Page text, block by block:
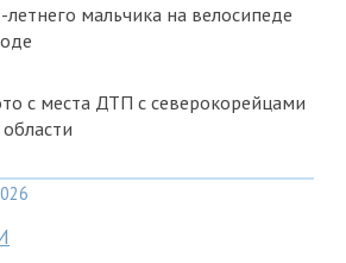
мальчика на велосипеде
с места ДТП с северокорейцами